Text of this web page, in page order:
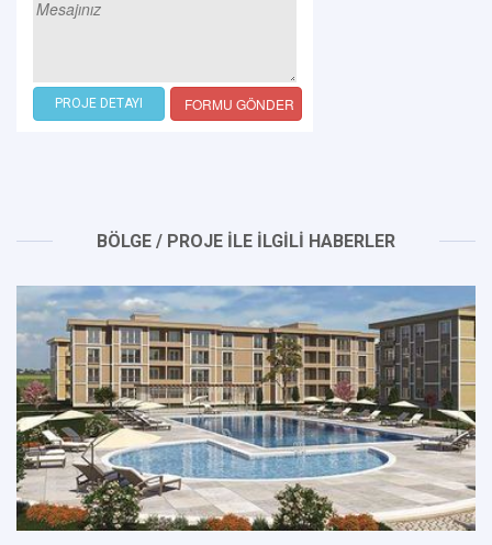
PROJE DETAYI FORMU GÖNDER
BÖLGE / PROJE İLE İLGİLİ HABERLER